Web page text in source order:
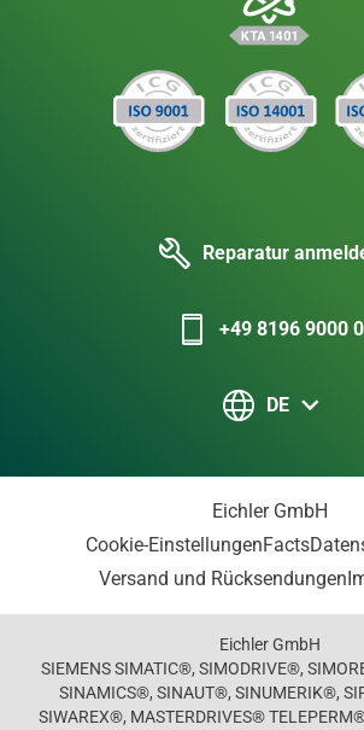
Reparatur
+49 8196 9000 0
DE
Eichler GmbH
Cookie-EinstellungenFacts
Versand und Rücksendungen
Eichler GmbH
SIEMENS SIMATIC®, SIMODRIVE®,
SINAMICS®, SINAUT®, SINUMERIK®,
SIWAREX®, MASTERDRIVES®